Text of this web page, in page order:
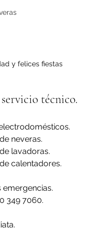
y felices fiestas
técnico.
neveras.
lavadoras.
calentadores.
349 7060.